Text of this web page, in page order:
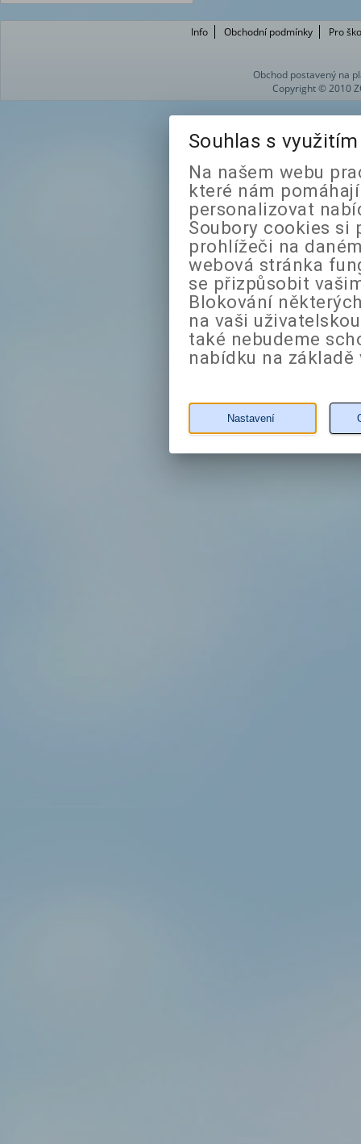
Info Obchodní podmínky Pro
Obchod postavený na
Copyright © 2010
Souhlas s
Na našem webu
které nám
personalizovat
Soubory cookies si
prohlížeči na
webová stránka
se přizpůsobit
Blokování
na vaši
také nebudeme
nabídku na
Nastavení